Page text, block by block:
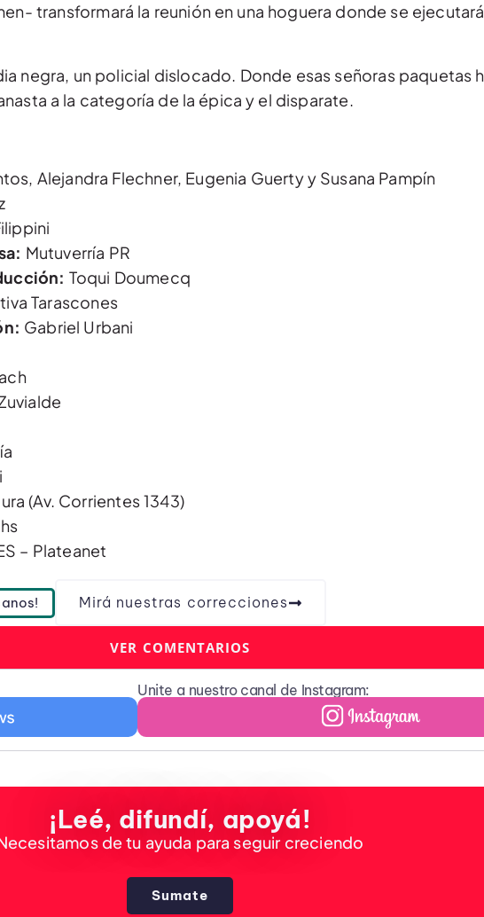
transformará la reunión en una hoguera donde se
negra, un policial dislocado. Donde esas señoras paquetas
a la categoría de la épica y el disparate.
Alejandra Flechner, Eugenia Guerty y Susana Pampín
Mutuverría PR
Toqui Doumecq
Tarascones
Gabriel Urbani
(Av. Corrientes 1343)
– Plateanet
Mirá nuestras correcciones
VER COMENTARIOS
Unite a nuestro canal de Instagram:
¡Leé, difundí, apoyá!
de tu ayuda para seguir creciendo
Sumate